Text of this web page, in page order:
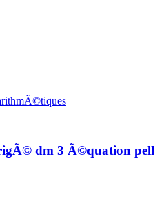
dm 3 Ã©quation pell